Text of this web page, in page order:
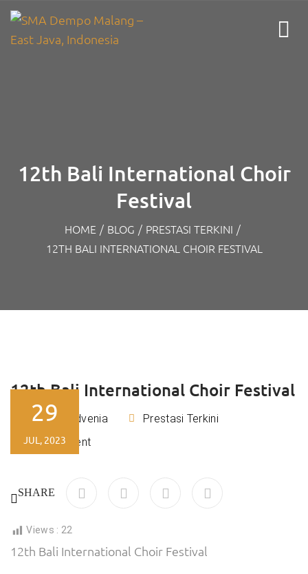
12th Bali International Choir
Festival
HOME / BLOG / PRESTASI TERKINI /
12TH BALI INTERNATIONAL CHOIR FESTIVAL
12th Bali International Choir Festival
By Tiara Advenia
Prestasi Terkini
No Comment
29
JUL, 2023
SHARE
Views : 22
12th Bali International Choir Festival